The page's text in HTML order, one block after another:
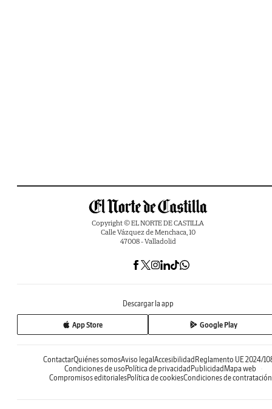
Copyright © EL NORTE DE CASTILLA
Calle Vázquez de Menchaca, 10
47008 - Valladolid
Descargar la app
App Store Google Play
ContactarQuiénes somosAviso legal Accesibilidad Reglamento UE 2024/
Condiciones de uso Política de privacidad Publicidad Mapa web
Compromisos editorialesPolítica de cookiesCondiciones de contratación